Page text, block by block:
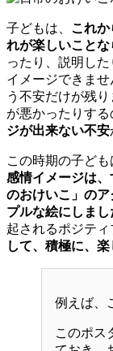
子どもは、 これ
れが楽しいことな
ったり、説明し
イメージできま
う不安だけが残
が悪かったりする
ジが出来ない不安
この時期の子ども
感情イメージは
のおけいこ」の
プルな絵にしまし
起されるポジティ
して、積極に、
例えば、
このポス